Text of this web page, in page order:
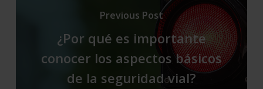
Previous Post
¿Por qué es importante
conocer los aspectos básicos
de la seguridad vial?